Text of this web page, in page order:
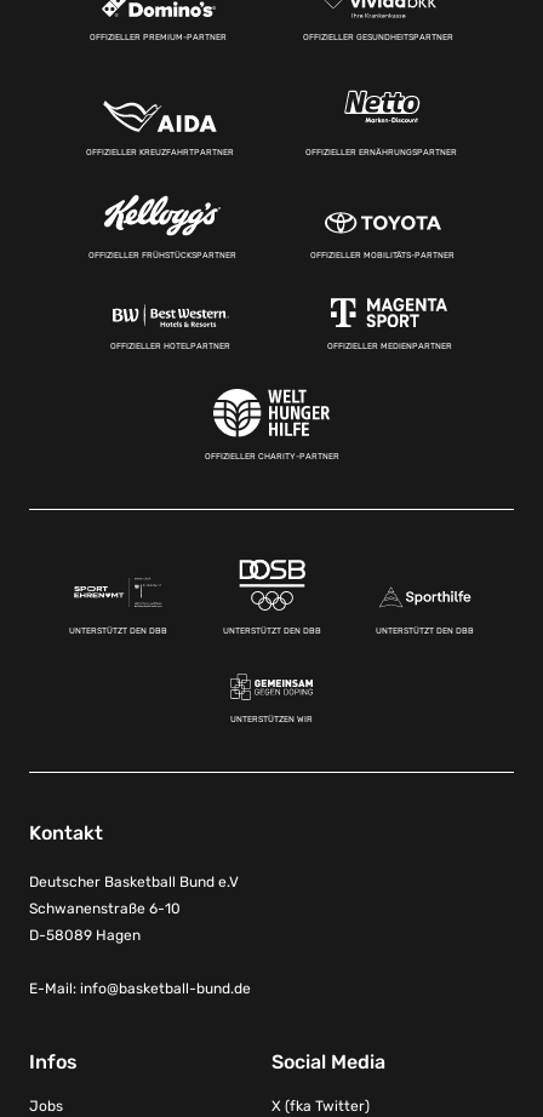
OFFIZIELLER PREMIUM-PARTNER OFFIZIELLER GESUNDHEITSPARTNER
OFFIZIELLER KREUZFAHRTPARTNER OFFIZIELLER ERNÄHRUNGSPARTNER
OFFIZIELLER FRÜHSTÜCKSPARTNER OFFIZIELLER MOBILITÄTS-PARTNER
OFFIZIELLER HOTELPARTNER OFFIZIELLER MEDIENPARTNER
OFFIZIELLER CHARITY-PARTNER
UNTERSTÜTZT DEN DBB UNTERSTÜTZT DEN DBB UNTERSTÜTZT DEN DBB
UNTERSTÜTZEN WIR
Kontakt
Deutscher Basketball Bund e.V
Schwanenstraße 6-10
D-58089 Hagen
E-Mail: info@basketball-bund.de
Infos
Jobs
Social Media
X (fka Twitter)